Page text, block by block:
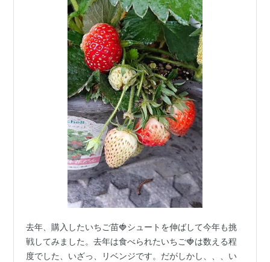
去年、購入したいちご苗🍓シュートを伸ばして今年も挑
戦してみました。去年は食べられたいちご🍓は数える程
度でした、いざっ、リベンジです。だがしかし、、、い